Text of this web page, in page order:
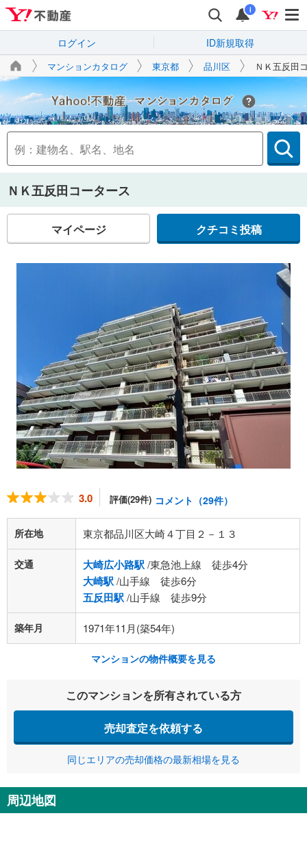
i
ログイン ID新規取得
マンションカタログ 東京都 品川区 ＮＫ五反田
Yahoo!不動産
ＮＫ五反田コータース
マイページ クチコミ投稿
3.0 評価(29件) コメント（29件）
所在地 東京都品川区大崎４丁目２－１３
交通 大崎広小路駅/東急池上線 徒歩4分
大崎駅/山手線 徒歩6分
五反田駅/山手線 徒歩9分
築年月 1971年11月(築54年)
マンションの物件概要を見る
このマンションを所有されている方
売却査定を依頼する
同じエリアの売却価格の最新相場を見る
周辺地図